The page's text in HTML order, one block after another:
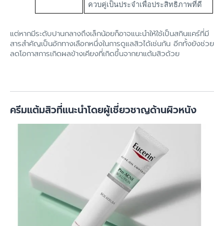
ควบคู่เป็นประจำเพื่อประสิทธิภาพที่ดี
แต่หากมีระดับปานกลางถึงเล็กน้อยก็อาจแนะนำให้ใช้เป็นสกินแคร์ที่มี
สารสำคัญเป็นอักทางเลือกหนึ่งในการดูแลสิวได้เช่นกัน อีกทั้งยังช่วย
ลดโอกาสการเกิดผลข้างเคียงที่เกิดขึ้นจากยาแต้มสิวด้วย
ครีมแต้มสิวที่แนะนำโดยผู้เชี่ยวชาญด้านผิวหนัง